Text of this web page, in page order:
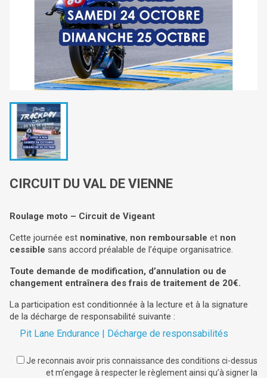
CIRCUIT DU VAL DE VIENNE
Roulage moto – Circuit de Vigeant
Cette journée est nominative, non remboursable et non
cessible sans accord préalable de l’équipe organisatrice.
Toute demande de modification, d’annulation ou de
changement entraînera des frais de traitement de 20€.
La participation est conditionnée à la lecture et à la signature
de la décharge de responsabilité suivante :
Pit Lane Endurance | Décharge de responsabilités
Je reconnais avoir pris connaissance des conditions ci-dessus
et m’engage à respecter le règlement ainsi qu’à signer la